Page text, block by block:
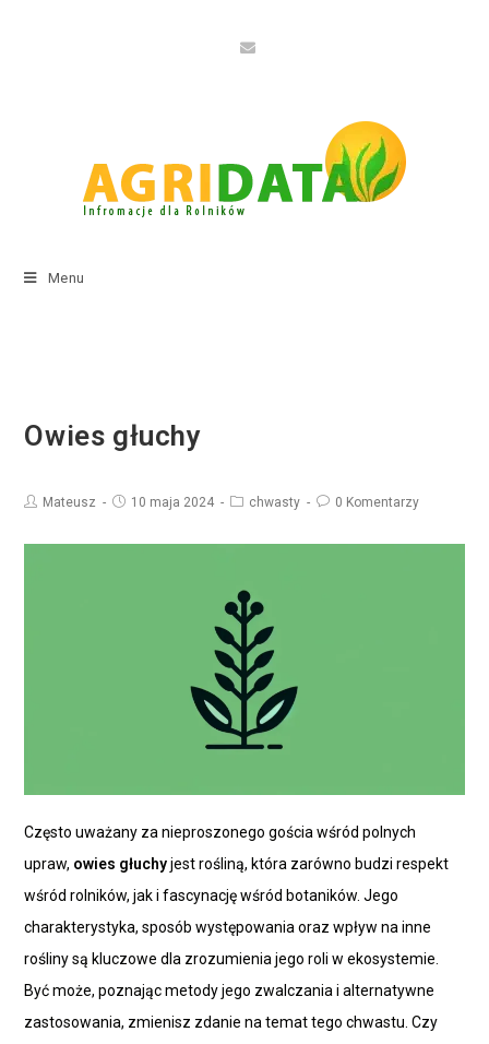
Menu
Owies głuchy
Mateusz 10 maja 2024 chwasty 0 Komentarzy
Często uważany za nieproszonego gościa wśród polnych
upraw, owies głuchyjest rośliną, która zarówno budzi respekt
wśród rolników, jak i fascynację wśród botaników. Jego
charakterystyka, sposób występowania oraz wpływ na inne
rośliny są kluczowe dla zrozumienia jego roli w ekosystemie.
Być może, poznając metody jego zwalczania i alternatywne
zastosowania, zmienisz zdanie na temat tego chwastu. Czy